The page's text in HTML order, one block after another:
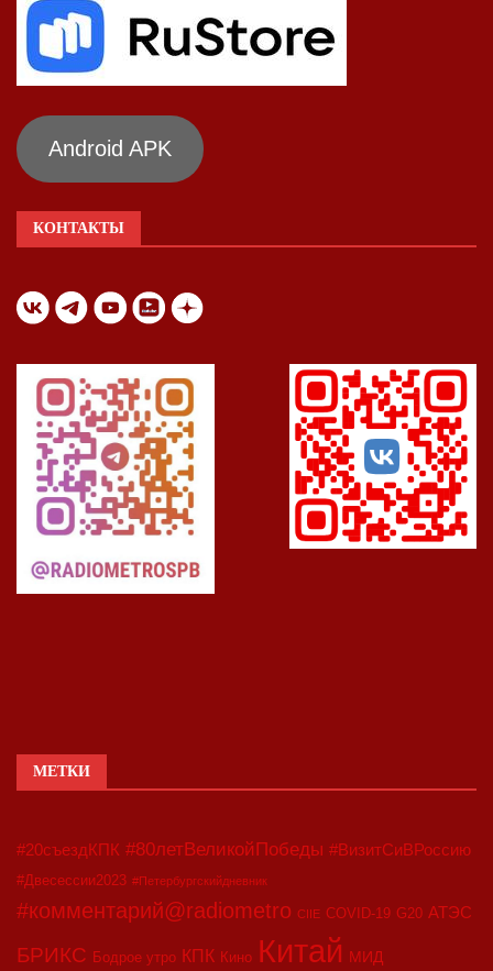
Android APK
КОНТАКТЫ
МЕТКИ
#20съездКПК #80летВеликойПобеды #ВизитСиВРоссию
#Двесессии2023 #Петербургскийдневник
#комментарий@radiometro CIIE COVID-19 G20 АТЭС
БРИКС Бодрое утро КПК Кино Китай МИД